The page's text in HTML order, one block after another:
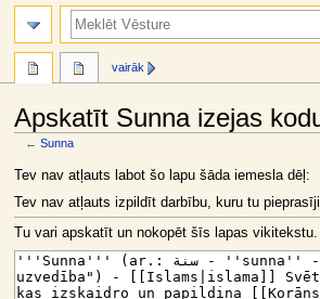
Apskatīt Sunna izejas
←Sunna
Jump
to
navigation
Jump
to
search
Tev nav atļauts labot šo lapu šāda iemesla dēļ:
Tev nav atļauts izpildīt darbību, kuru tu
Tu vari apskatīt un nokopēt šīs lapas vikitekstu.
vairāk
meklēt